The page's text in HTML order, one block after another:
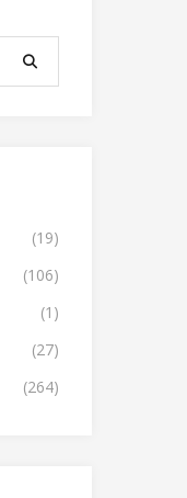
(19)
(106)
(1)
(27)
(264)